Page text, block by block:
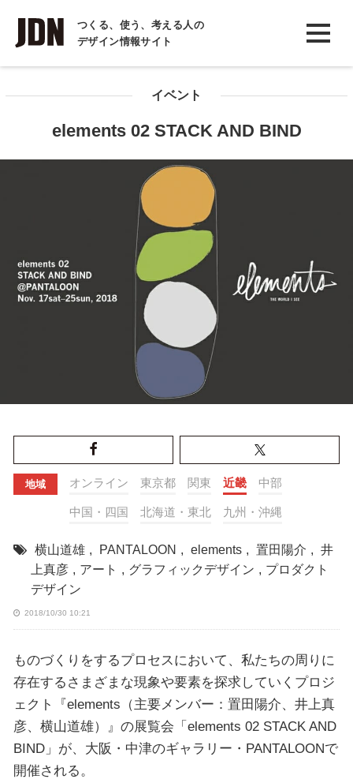
つくる、使う、考える人の
デザイン情報サイト
INTERVIEW
インタビュー
イベント
elements 02 STACK AND BIND
地域 オンライン 東京都 関東 近畿 中部
中国・四国 北海道・東北 九州・沖縄
横山道雄 , PANTALOON , elements , 置田陽介 , 井
上真彦 , アート , グラフィックデザイン , プロダクト
デザイン
2018/10/30 10:21
ものづくりをするプロセスにおいて、私たちの周りに
存在するさまざまな現象や要素を探求していくプロジ
ェクト『elements（主要メンバー：置田陽介、井上真
彦、横山道雄）』の展覧会「elements 02 STACK AND
BIND」が、大阪・中津のギャラリー・PANTALOONで
開催される。